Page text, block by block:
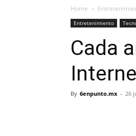
Home
Entretenimiento
Cada
By 6enpunto.mx - 26